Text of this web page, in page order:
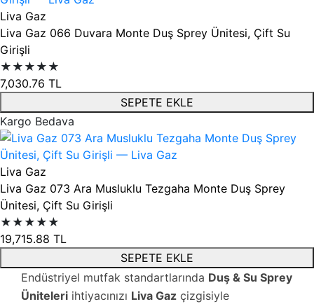
Liva Gaz
Liva Gaz 066 Duvara Monte Duş Sprey Ünitesi, Çift Su
Girişli
★★★★★
7,030.76 TL
SEPETE EKLE
Kargo Bedava
Liva Gaz
Liva Gaz 073 Ara Musluklu Tezgaha Monte Duş Sprey
Ünitesi, Çift Su Girişli
★★★★★
19,715.88 TL
SEPETE EKLE
Endüstriyel mutfak standartlarında Duş & Su Sprey
Üniteleri ihtiyacınızı Liva Gaz çizgisiyle